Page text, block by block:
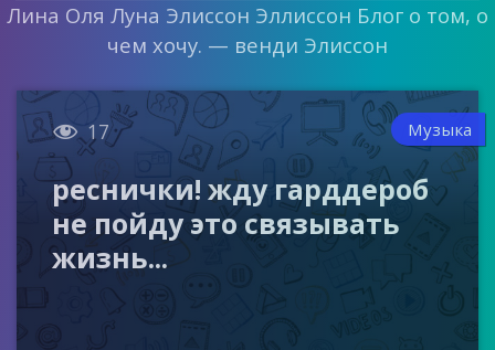
Лина Оля Луна Элиссон Эллиссон Блог о том, о
чем хочу. — венди Элиссон
 17 Музыка
реснички! жду гарддероб
не пойду это связывать
жизнь...